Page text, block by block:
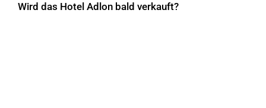
Wird das Hotel Adlon bald verkauft?